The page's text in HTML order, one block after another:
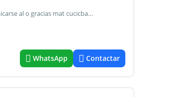
Cochera en edificio para mas info y coordinar visitas por favor comunicarse al o gracias mat cucicba 1536 ley accesible
WhatsApp Contactar